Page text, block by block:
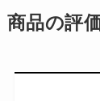
商品の評